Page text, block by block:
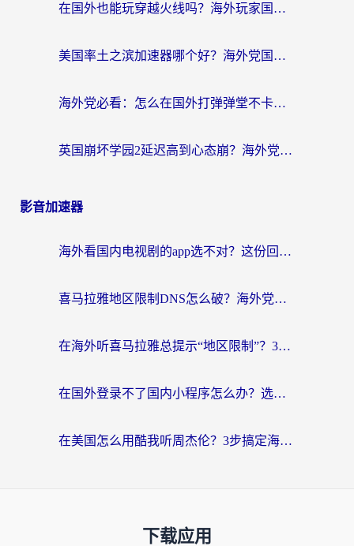
在国外也能玩穿越火线吗？海外玩家国服游戏畅玩终极指南
美国率土之滨加速器哪个好？海外党国服游戏畅玩终极指南（附多游戏解决方案）
海外党必看：怎么在国外打弹弹堂不卡？番茄加速器亲测指南
英国崩坏学园2延迟高到心态崩？海外党国服游戏加速终极指南
影音加速器
海外看国内电视剧的app选不对？这份回国加速器避坑指南帮你流畅追剧
喜马拉雅地区限制DNS怎么破？海外党听国内音乐听书的终极解决方案
在海外听喜马拉雅总提示“地区限制”？3步轻松解除+听国内音乐全攻略
在国外登录不了国内小程序怎么办？选对回国加速器，轻松解锁国内资源
在美国怎么用酷我听周杰伦？3步搞定海外听歌难题
下载应用